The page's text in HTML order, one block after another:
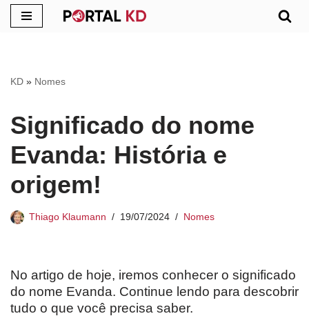
conteúdo
KD » Nomes
Significado do nome
Evanda: História e
origem!
Thiago Klaumann 19/07/2024 Nomes
No artigo de hoje, iremos conhecer o significado
do nome Evanda. Continue lendo para descobrir
tudo o que você precisa saber.